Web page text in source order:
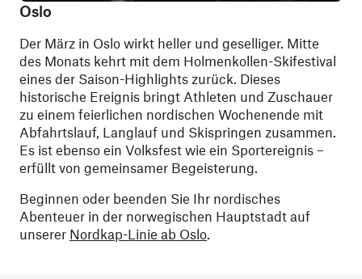
Oslo
Der März in Oslo wirkt heller und geselliger. Mitte
des Monats kehrt mit dem Holmenkollen-Skifestival
eines der Saison-Highlights zurück. Dieses
historische Ereignis bringt Athleten und Zuschauer
zu einem feierlichen nordischen Wochenende mit
Abfahrtslauf, Langlauf und Skispringen zusammen.
Es ist ebenso ein Volksfest wie ein Sportereignis –
erfüllt von gemeinsamer Begeisterung.
Beginnen oder beenden Sie Ihr nordisches
Abenteuer in der norwegischen Hauptstadt auf
unserer Nordkap-Linie ab Oslo.